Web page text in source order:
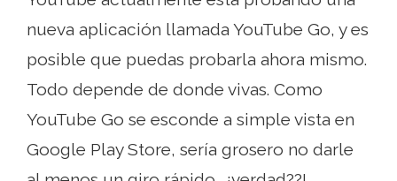
nueva aplicación llamada YouTube Go, y es
posible que puedas probarla ahora mismo.
Todo depende de donde vivas. Como
YouTube Go se esconde a simple vista en
Google Play Store, sería grosero no darle